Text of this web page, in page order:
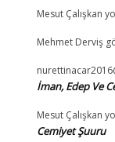
Mesut Çalışkan
Mehmet Derviş
İman, Edep Ve
Mesut Çalışkan
Cemiyet Şuuru